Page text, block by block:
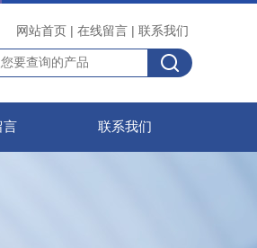
网站首页 | 在线留言 | 联系我们
言 联系我们